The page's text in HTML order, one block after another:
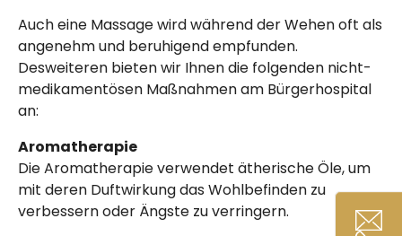
Auch eine Massage wird während der Wehen oft als
angenehm und beruhigend empfunden.
Desweiteren bieten wir Ihnen die folgenden nicht-
medikamentösen Maßnahmen am Bürger­hospital
an:
Aromatherapie
Die Aromatherapie verwendet ätherische Öle, um
mit deren Duftwirkung das Wohlbefinden zu
verbessern oder Ängste zu verringern.